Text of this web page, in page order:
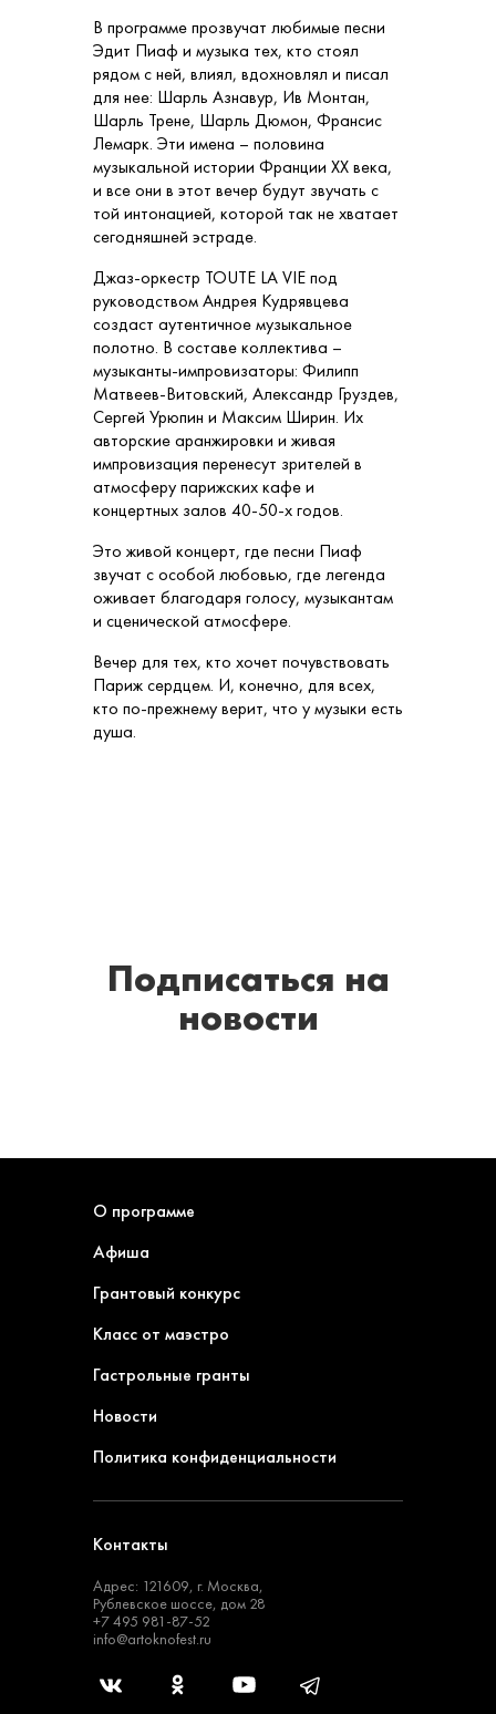
В программе прозвучат любимые песни
Эдит Пиаф и музыка тех, кто стоял
рядом с ней, влиял, вдохновлял и писал
для нее: Шарль Азнавур, Ив Монтан,
Шарль Трене, Шарль Дюмон, Франсис
Лемарк. Эти имена – половина
музыкальной истории Франции XX века,
и все они в этот вечер будут звучать с
той интонацией, которой так не хватает
сегодняшней эстраде.
Джаз-оркестр TOUTE LA VIE под
руководством Андрея Кудрявцева
создаст аутентичное музыкальное
полотно. В составе коллектива –
музыканты-импровизаторы: Филипп
Матвеев-Витовский, Александр Груздев,
Сергей Урюпин и Максим Ширин. Их
авторские аранжировки и живая
импровизация перенесут зрителей в
атмосферу парижских кафе и
концертных залов 40-50-х годов.
Это живой концерт, где песни Пиаф
звучат с особой любовью, где легенда
оживает благодаря голосу, музыкантам
и сценической атмосфере.
Вечер для тех, кто хочет почувствовать
Париж сердцем. И, конечно, для всех,
кто по-прежнему верит, что у музыки есть
душа.
Подписаться на
новости
О программе
Афиша
Грантовый конкурс
Класс от маэстро
Гастрольные гранты
Новости
Политика конфиденциальности
Контакты
Адрес: 121609, г. Москва,
Рублевское шоссе, дом 28
+7 495 981-87-52
info@artoknofest.ru